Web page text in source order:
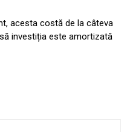
acesta costă de la câteva
investiția este amortizată